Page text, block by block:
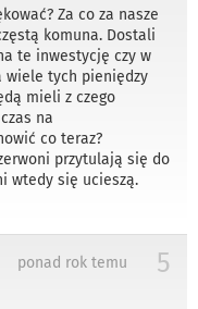
Za co za nasze
komuna. Dostali
te inwestycję czy w
wiele tych pieniędzy
mieli z czego
na
co teraz?
przytulają się do
wtedy się ucieszą.
5
ponad rok temu